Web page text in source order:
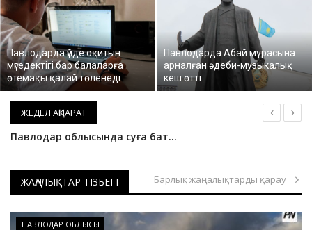
Қазақша Русский
Павлодарда үйде оқитын
мүгедектігі бар балаларға
өтемақы қалай төленеді
Павлодарда Абай мұрасына
арналған әдеби-музыкалық
кеш өтті
ЖЕДЕЛ АҚПАРАТ
«Ертіс орманындағы» өрт жедел сөндірілді
Павлодарда ер адамды аяусыз ұрғандар ұсталды
Павлодар облысында отбасылық-тұрмыстық жанжалдан төрт адам қаза тапты
ЖАҢАЛЫҚТАР ТІЗБЕГІ Барлық жаңалықтарды қарау
ПАВЛОДАР ОБЛЫСЫ